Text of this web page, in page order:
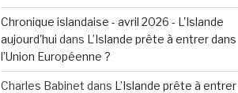
Chronique islandaise - avril 2026 - L'Islande
aujourd'hui dans L’Islande prête à entrer dans
l’Union Européenne ?
Charles Babinet dans L’Islande prête à entrer